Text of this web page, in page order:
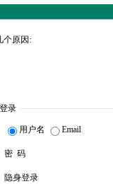
个原因:
登录
用户名 Email
密 码
隐身登录